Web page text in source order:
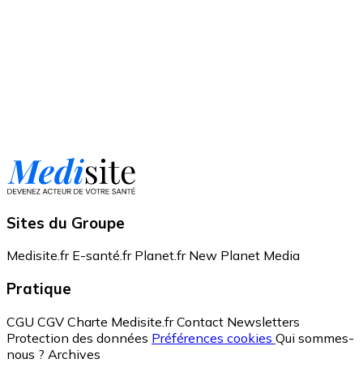
Sites du Groupe
Medisite.fr E-santé.fr Planet.fr New Planet Media
Pratique
CGU CGV Charte Medisite.fr Contact Newsletters
Protection des données Préférences cookies Qui sommes-
nous ? Archives